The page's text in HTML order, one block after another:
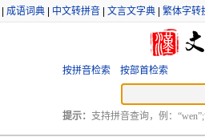
成语词典 中文转拼音 文言文字典 繁体字转
按拼音检索 按部首检索
提示： 支持拼音查询，例：